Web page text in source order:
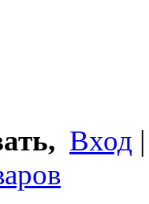
Вход